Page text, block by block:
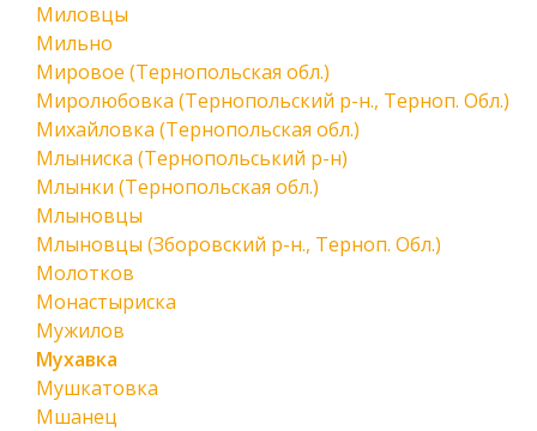
Миловцы
Мильно
Мировое (Тернопольская обл.)
Миролюбовка (Тернопольский р-н., Терноп. Обл.)
Михайловка (Тернопольская обл.)
Млыниска (Тернопольський р-н)
Млынки (Тернопольская обл.)
Млыновцы
Млыновцы (Зборовский р-н., Терноп. Обл.)
Молотков
Монастыриска
Мужилов
Мухавка
Мушкатовка
Мшанец